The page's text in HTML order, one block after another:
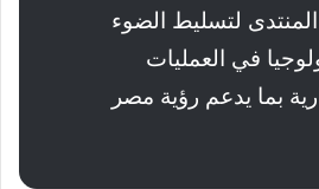
المنتدى لتسليط الضوء
في العمليات
بما يدعم رؤية مصر